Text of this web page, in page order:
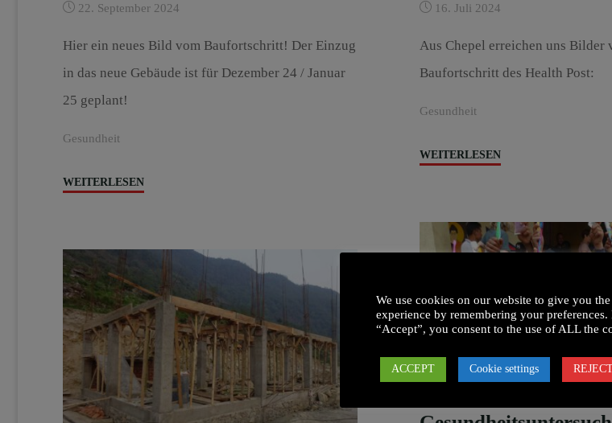
22. September 2024
Hier ein neues Bild vom Baufortschritt! Der Einzug
in das neue Gebäude ist für Dezember 24 / Januar
25 geplant!
Gesundheit
WEITERLESEN"Health
im
2024"
16. Juli 2024
Aus Chepel erreichen uns Bilder
Baufortschritt des Health Post:
Gesundheit
WEITERLESEN"Health
im
Juli
We use cookies on our website to give you
experience by remembering your
“Accept”, you consent to the use of ALL the
ACCEPT Cookie settings